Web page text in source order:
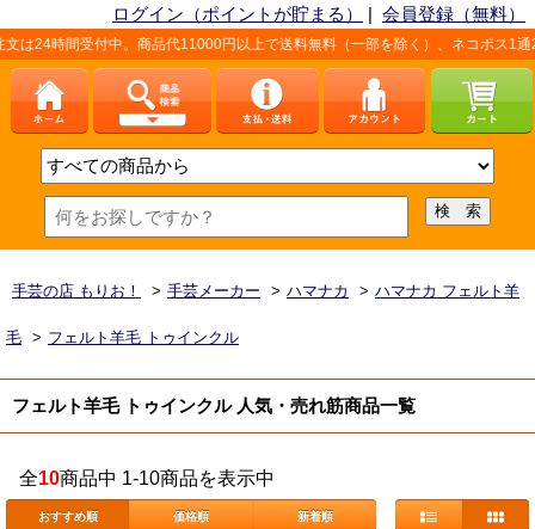
ログイン（ポイントが貯まる） | 会員登録（無料）
時間受付中。商品代11000円以上で送料無料（一部を除く）、ネコポス1通
手芸の店 もりお！ > 手芸メーカー > ハマナカ > ハマナカ フェルト羊
毛 > フェルト羊毛 トゥインクル
フェルト羊毛 トゥインクル 人気・売れ筋商品一覧
全10商品中 1-10商品を表示中
おすすめ順 価格順 新着順